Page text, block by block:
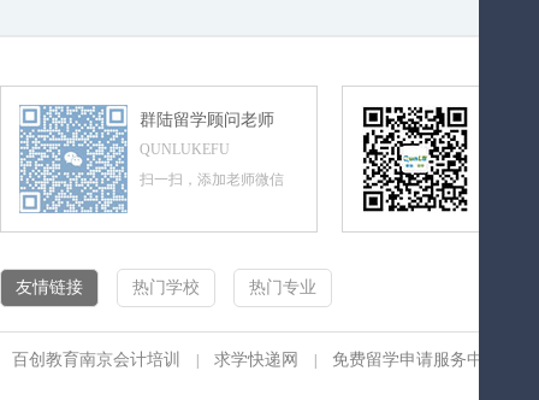
群陆留学顾问老师
QUNLUKEFU
扫一扫，添加老师微信
友情链接 热门学校 热门专业
百创教育南京会计培训 求学快递网 免费留学申请服务中心